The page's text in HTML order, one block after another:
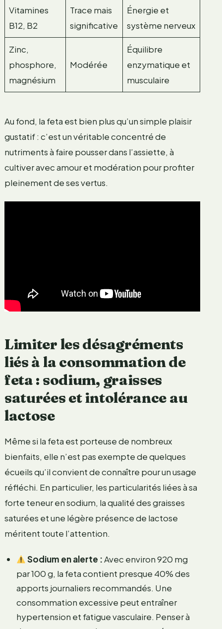
Vitamines
B12, B2
Trace mais
significative
Énergie et
système nerveux
Zinc,
phosphore,
magnésium
Modérée
Équilibre
enzymatique et
musculaire
Au fond, la feta est bien plus qu’un simple plaisir
gustatif : c’est un véritable concentré de
nutriments à faire pousser dans l’assiette, à
cultiver avec amour et modération pour profiter
pleinement de ses vertus.
Limiter les désagréments
liés à la consommation de
feta : sodium, graisses
saturées et intolérance au
lactose
Même si la feta est porteuse de nombreux
bienfaits, elle n’est pas exempte de quelques
écueils qu’il convient de connaître pour un usage
réfléchi. En particulier, les particularités liées à sa
forte teneur en sodium, la qualité des graisses
saturées et une légère présence de lactose
méritent toute l’attention.
Sodium en alerte :Avec environ 920 mg
par 100 g, la feta contient presque 40% des
apports journaliers recommandés. Une
consommation excessive peut entraîner
hypertension et fatigue vasculaire. Penser à